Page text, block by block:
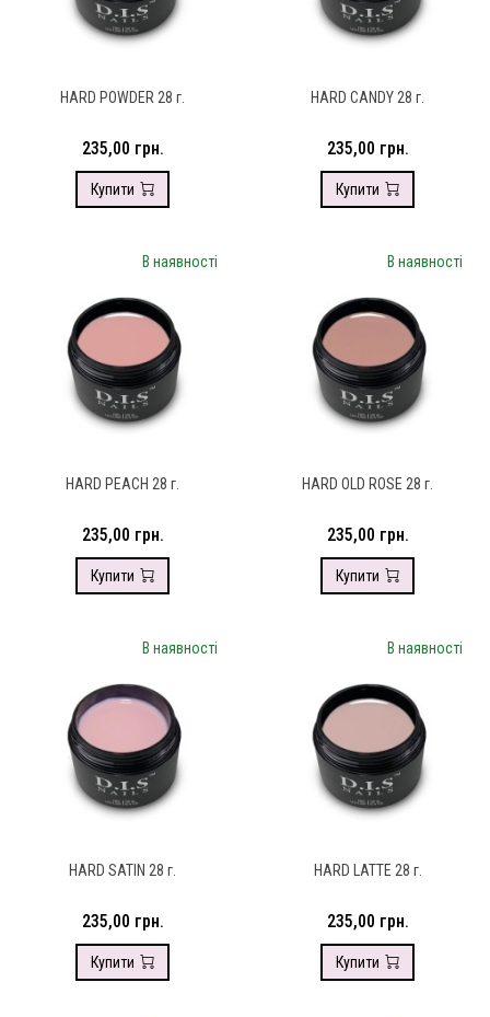
HARD POWDER 28 г.
235,00 грн.
Купити
HARD CANDY 28 г.
235,00 грн.
Купити
В наявності
HARD PEACH 28 г.
235,00 грн.
Купити
В наявності
HARD OLD ROSE 28 г.
235,00 грн.
Купити
В наявності
HARD SATIN 28 г.
235,00 грн.
Купити
В наявності
HARD LATTE 28 г.
235,00 грн.
Купити